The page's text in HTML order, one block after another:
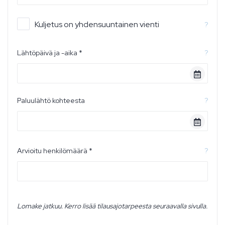
Kuljetus on yhdensuuntainen vienti ?
Lähtöpäivä ja -aika * ?
Paluulähtö kohteesta ?
Arvioitu henkilömäärä * ?
Lomake jatkuu. Kerro lisää tilausajotarpeesta seuraavalla sivulla.